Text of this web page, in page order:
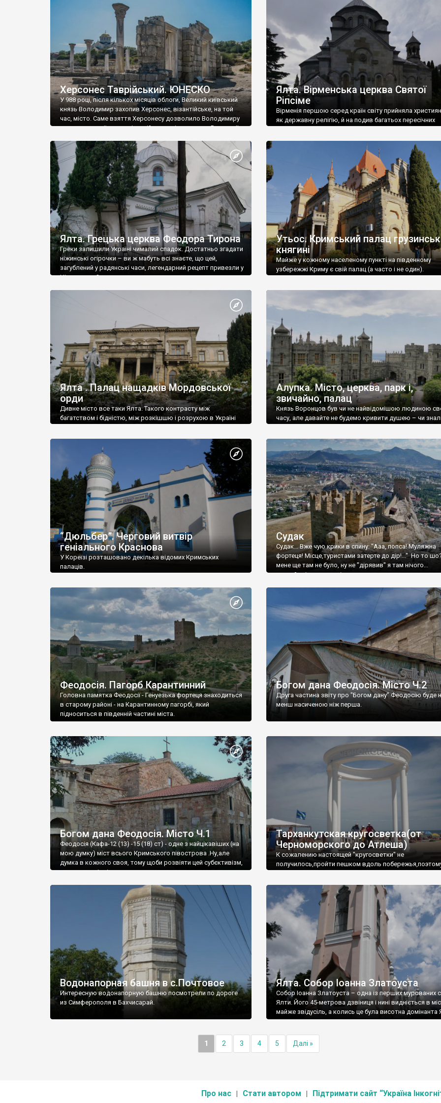
візантійської доби. Раритети викрадені з фондів об’єкту
культурної спадщини ЮНЕСКО «Херсонеса Таврійського».
Офіційно – на виставку «Золото Візантії», але експерти та
влада в Україні вважають це лише […]
називаються «повстяками» (postaki)…” “Вино. Крим
виробляє відмінне вино і його вдосталь: воно все
легке біле і дуже […]
Херсонес Таврійський. ЮНЕСКО
У 988 році, після кількох місяців облоги, Великий київський
князь Володимир захопив Херсонес, візантійське, на той
час, місто. Саме взяття Херсонесу дозволило Володимиру
диктувати свої умови візантійському імператору Василю ІІ,
Херсонесі Володимир-язичник, став Василем-
християнином. А потім було Хрещення Русі. На честь
Херсонесу Таврійського названо місто […]
Ялта. Вірменська церква Святої
Ріпсіме
Вірменія першою серед країн світу прийняла
як державну релігію, й на подив багатьох пересічних
Ялта. Грецька церква Феодора Тирона
Греки залишили Україні чималий спадок. Достатньо згадати
ніжинські огірочки – ви ж мабуть всі знаєте, що цей,
загублений у радянські часи, легендарний рецепт привезли у
Ніжин греки?
Утьос. Кримський палац
княгині
Майже у кожному населеному пункті на південному
узбережжі Криму є свій палац (а часто і не один).
Ялта . Палац нащадків Мордовської
орди
Дивне місто все таки Ялта. Такого контрасту між
багатством і бідністю, між розкішшю і розрухою в Україні
Алупка. Місто, церква, парк і,
звичайно, палац
Князь Воронцов був чи не найвідомішою людиною
часу, але давайте не будемо кривити душею – чи
“Дюльбер”. Черговий витвір
геніального Краснова
У Кореїзі розташовано декілька відомих Кримських
палаців.
Судак
Судак... Вже чую крики в спину: "Ааа, попса! Муляжна
фортеця! Місце,туристами затерте до дір!..." Но то
мене ще там не було, ну не "дірявив" я там нічого...
принаймні до цього літа.
Феодосія. Пагорб Карантинний
Головна памятка Феодосії - Генуезька фортеця знаходиться
в старому районі - на Карантинному пагорбі, який
підноситься в південній частині міста.
Богом дана Феодосія. Місто Ч.2
Друга частина звіту про "Богом дану" Феодосію буде
менш насиченою ніж перша.
Богом дана Феодосія. Місто Ч.1
Феодосія (Кафа-12 (13) -15 (18) ст) - одне з найцікавіших (на
мою думку) міст всього Кримського півострова .Ну,але
думка в кожного своя, тому щоби розвіяти цей субєктивізм,
запрошую відвідати це
Тарханкутская кругосветка(от
Черноморского до Атлеша)
К сожалению настоящей "кругосветки" не
получилось,пройти пешком вдоль
Водонапорная башня в с.Почтовое
Интересную водонапорную башню посмотрели по дороге
из Симферополя в Бахчисарай.
Ялта. Собор Іоанна Златоуста
Собор Іоанна Златоуста – одна із перших мурованих
Ялти. Його 45-метрова дзвіниця і нині видніється в
майже звідусіль, а колись це була висотна домінанта
1 2 3 4 5 Далі »
Про нас Стати автором Підтримати сайт “Україна